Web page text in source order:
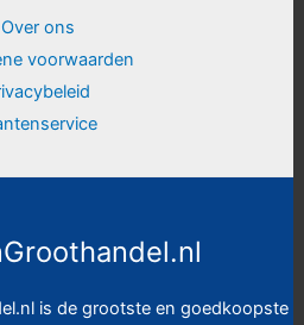
Over ons
voorwaarden
is de grootste en goedkoopste